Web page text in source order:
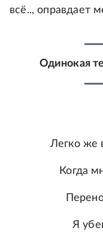
всё.., оправдает
Одинокая
Легко же
Когда
Я